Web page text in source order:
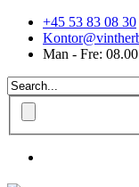
+45 53 83 08 30
Man - Fre: